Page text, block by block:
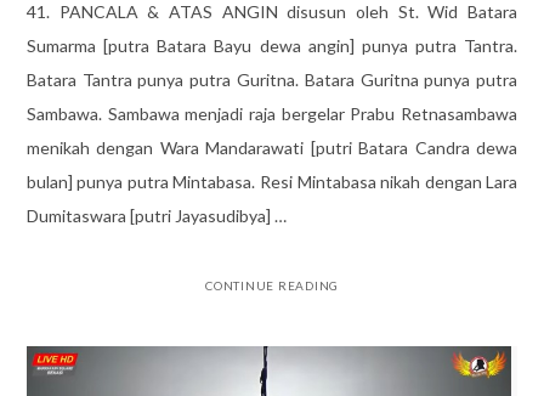
41. PANCALA & ATAS ANGIN disusun oleh St. Wid Batara
Sumarma [putra Batara Bayu dewa angin] punya putra Tantra.
Batara Tantra punya putra Guritna. Batara Guritna punya putra
Sambawa. Sambawa menjadi raja bergelar Prabu Retnasambawa
menikah dengan Wara Mandarawati [putri Batara Candra dewa
bulan] punya putra Mintabasa. Resi Mintabasa nikah dengan Lara
Dumitaswara [putri Jayasudibya] …
CONTINUE READING